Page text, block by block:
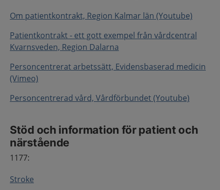
Om patientkontrakt, Region Kalmar län (Youtube)
Patientkontrakt - ett gott exempel från vårdcentral
Kvarnsveden, Region Dalarna
Personcentrerat arbetssätt, Evidensbaserad medicin
(Vimeo)
Personcentrerad vård, Vårdförbundet (Youtube)
Stöd och information för patient och
närstående
1177:
Stroke